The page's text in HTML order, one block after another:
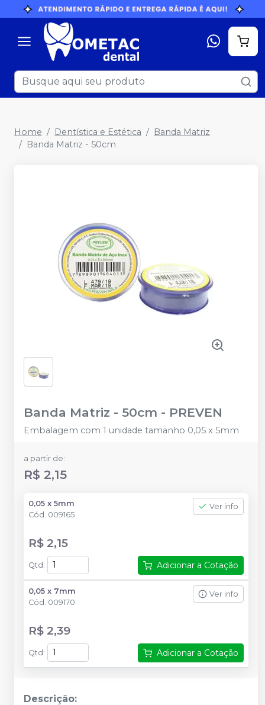
Home Dentística e Estética
Banda Matriz
Banda Matriz - 50cm
Banda Matriz - 50cm - PREVEN
Embalagem com 1 unidade tamanho 0,05 x 5mm
a partir de:
R$ 2,15
0,05 x 5mm
Cód. 009165
Ver info
R$ 2,15
Qtd : Adicionar a Cotação
0,05 x 7mm
Cód. 009170
Ver info
R$ 2,39
Qtd : Adicionar a Cotação
Descrição: